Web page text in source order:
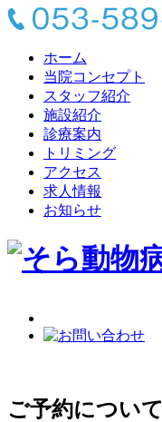
ホーム
当院コンセプト
スタッフ紹介
施設紹介
診療案内
トリミング
アクセス
求人情報
お知らせ
ご予約について